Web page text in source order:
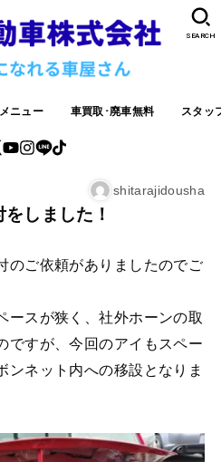
ニュー 車買取･廃車無料 スタッ
SEARCH
shitarajidousha
しました！
のご依頼がありましたのでご
ースが狭く、社外ホーンの取
ですが、今回のアイもスペー
ンネット内への移設となりま